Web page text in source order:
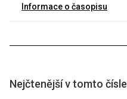
Informace o časopisu
Nejčtenější v tomto čísle